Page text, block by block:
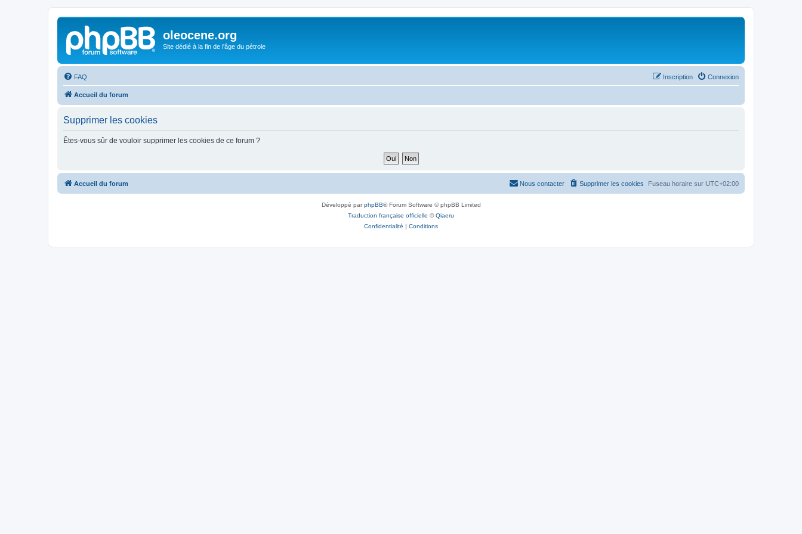
oleocene.org
Site dédié à la fin de l'âge du pétrole
FAQ Connexion
Inscription
Accueil du forum
Supprimer les cookies
Êtes-vous sûr de vouloir supprimer les cookies de ce forum ?
Accueil du forum Fuseau horaire sur UTC+02:00
Supprimer les cookies
Nous contacter
Développé parphpBB® Forum Software © phpBB Limited
Traduction française officielle ©Qiaeru
Confidentialité | Conditions